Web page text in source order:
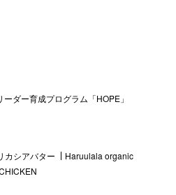
ーダー育成プログラム「HOPE」
カシアバター
Haruulala organic